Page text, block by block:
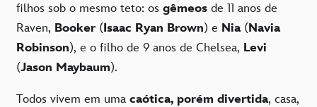
filhos sob o mesmo teto: os gêmeos de 11 anos de
Raven, Booker (Isaac Ryan Brown) e Nia (Navia
Robinson), e o filho de 9 anos de Chelsea, Levi
(Jason Maybaum).
Todos vivem em uma caótica, porém divertida, casa,